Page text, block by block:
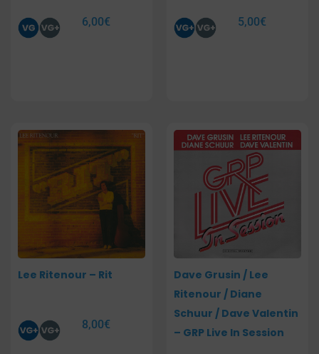
6,00€ 5,00€
Lee Ritenour – Rit
8,00€
Dave Grusin / Lee
Ritenour / Diane
Schuur / Dave Valentin
– GRP Live In Session